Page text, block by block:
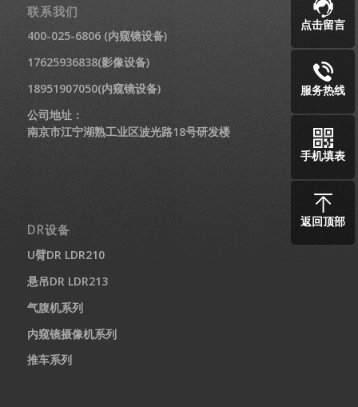
联系我们
400-025-6806 (内窥镜设备)
17625936838(影像设备)
18951907050(内窥镜设备)
公司地址：
南京市江宁湖熟工业区波光路18号研发楼
DR设备
U臂DR LDR210
悬吊DR LDR213
气腹机系列
内窥镜摄像机系列
推车系列
点击留言
服务热线
手机填表
返回顶部